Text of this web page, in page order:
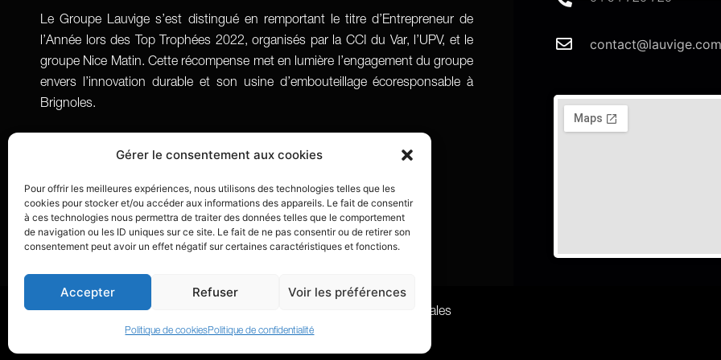
Gérer le consentement aux cookies
Pour offrir les meilleures expériences, nous utilisons des technologies telles que les
cookies pour stocker et/ou accéder aux informations des appareils. Le fait de consentir
à ces technologies nous permettra de traiter des données telles que le comportement
de navigation ou les ID uniques sur ce site. Le fait de ne pas consentir ou de retirer son
consentement peut avoir un effet négatif sur certaines caractéristiques et fonctions.
Accepter Refuser Voir les préférences
Politique de cookiesPolitique de confidentialité
Le Groupe Lauvige s’est distingué en remportant le titre d’Entrepreneur de
l’Année lors des Top Trophées 2022, organisés par la CCI du Var, l’UPV, et le
groupe Nice Matin. Cette récompense met en lumière l’engagement du groupe
envers l’innovation durable et son usine d’embouteillage écoresponsable à
Brignoles.
contact@lauvige.com
© 2024 Lauvige – Mentions Légales